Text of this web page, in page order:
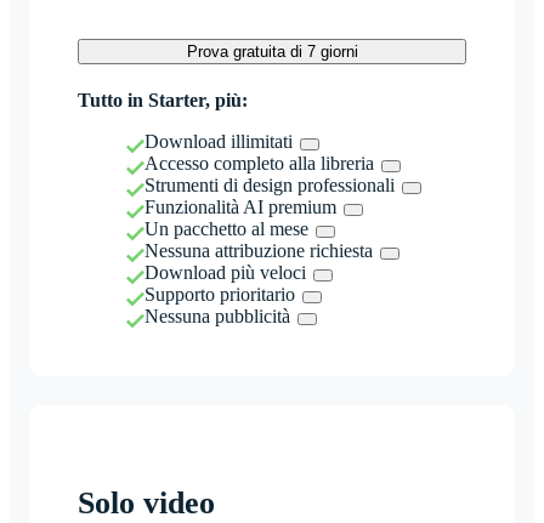
Prova gratuita di 7 giorni
Tutto in Starter, più:
Download illimitati
Accesso completo alla libreria
Strumenti di design professionali
Funzionalità AI premium
Un pacchetto al mese
Nessuna attribuzione richiesta
Download più veloci
Supporto prioritario
Nessuna pubblicità
Solo video